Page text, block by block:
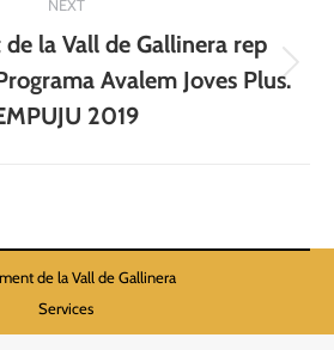
NEXT
Next
post:
de la Vall de Gallinera rep
Avalem Joves Plus.
2019
de la Vall de Gallinera
Services